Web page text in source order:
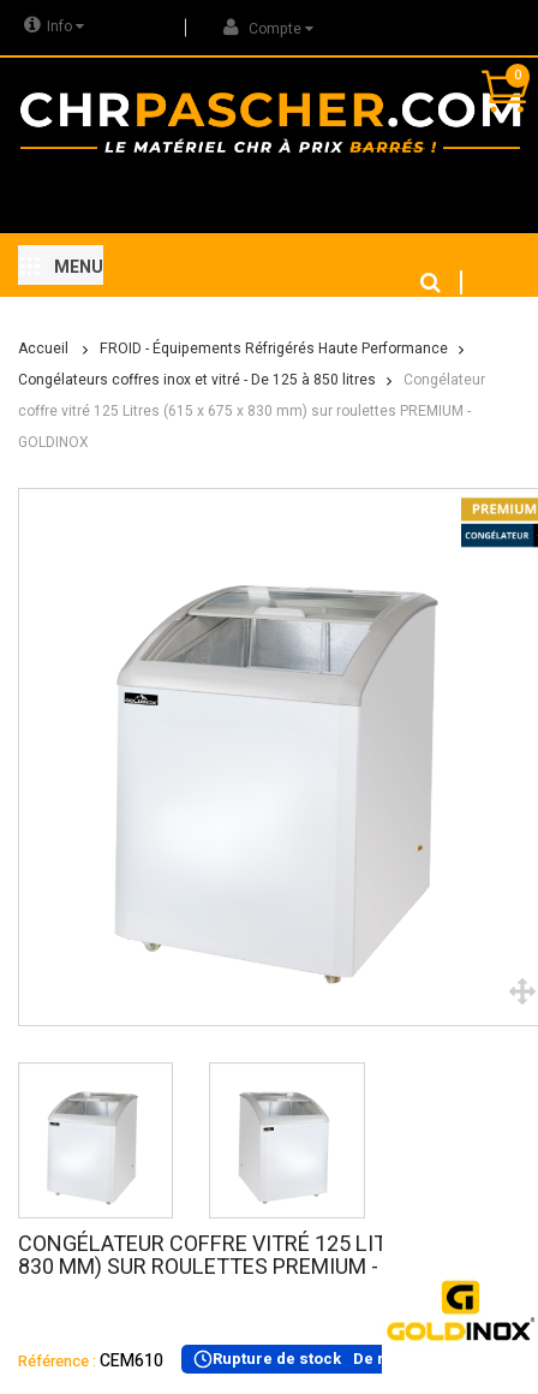
Info Compte
0
MENU
Accueil
FROID - Équipements Réfrigérés Haute Performance
Congélateurs coffres inox et vitré - De 125 à 850 litres
Congélateur
coffre vitré 125 Litres (615 x 675 x 830 mm) sur roulettes PREMIUM -
GOLDINOX
CONGÉLATEUR COFFRE VITRÉ 125 LITRES (615 X 675
830 MM) SUR ROULETTES PREMIUM - GOLDINOX
Référence : CEM610 Rupture de stock De retour le